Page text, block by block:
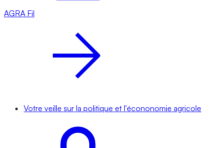
AGRA Fil
Votre veille sur la politique et l'écononomie agricole